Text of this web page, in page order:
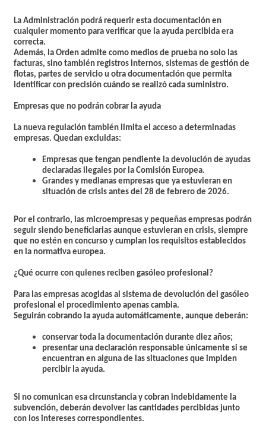
La Administración podrá requerir esta documentación en
cualquier momento para verificar que la ayuda percibida era
correcta.
Además, la Orden admite como medios de prueba no solo las
facturas, sino también registros internos, sistemas de gestión de
flotas, partes de servicio u otra documentación que permita
identificar con precisión cuándo se realizó cada suministro.
Empresas que no podrán cobrar la ayuda
La nueva regulación también limita el acceso a determinadas
empresas. Quedan excluidas:
Empresas que tengan pendiente la devolución de ayudas
declaradas ilegales por la Comisión Europea.
Grandes y medianas empresas que ya estuvieran en
situación de crisis antes del 28 de febrero de 2026.
Por el contrario, las microempresas y pequeñas empresas podrán
seguir siendo beneficiarias aunque estuvieran en crisis, siempre
que no estén en concurso y cumplan los requisitos establecidos
en la normativa europea.
¿Qué ocurre con quienes reciben gasóleo profesional?
Para las empresas acogidas al sistema de devolución del gasóleo
profesional el procedimiento apenas cambia.
Seguirán cobrando la ayuda automáticamente, aunque deberán:
conservar toda la documentación durante diez años;
presentar una declaración responsable únicamente si se
encuentran en alguna de las situaciones que impiden
percibir la ayuda.
Si no comunican esa circunstancia y cobran indebidamente la
subvención, deberán devolver las cantidades percibidas junto
con los intereses correspondientes.